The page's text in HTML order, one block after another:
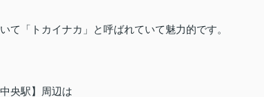
て 「トカイナカ」 と呼ばれていて魅力的です。
央駅】周辺は